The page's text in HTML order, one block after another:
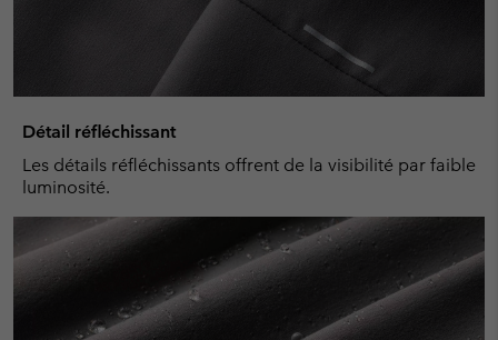
Détail réfléchissant
Les détails réfléchissants offrent de la visibilité par faible
luminosité.